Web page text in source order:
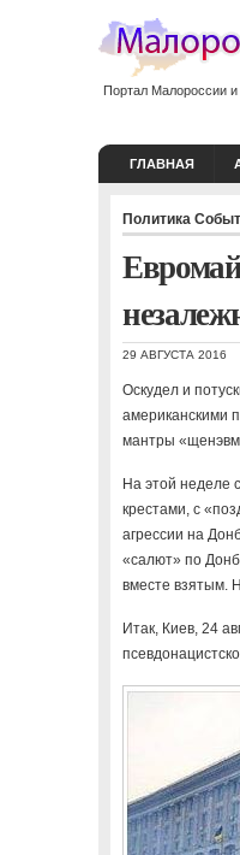
Портал Малороссии
ГЛАВНАЯ
Политика
29 АВГУСТА 2016
Оскудел и
американскими
мантры
На этой неделе
крестами, с
агрессии на
«салют» по
вместе взятым.
Итак, Киев, 24